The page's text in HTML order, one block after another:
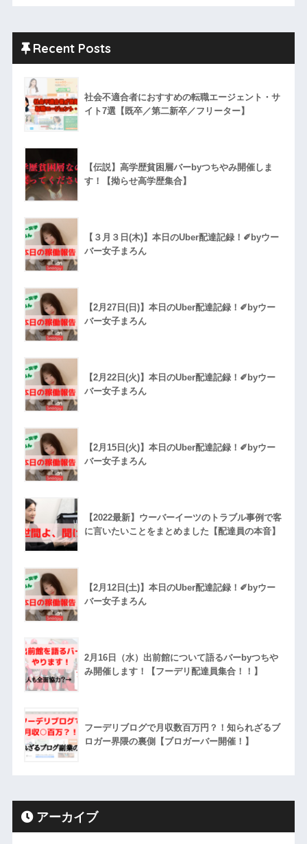
Recent Posts
社会不適合者におすすめの転職エージェント・サ
イト7選【既卒／第二新卒／フリーター】
【伝説】高学歴貧困層バーbyつちやみ開催しま
す！【拗らせ高学歴集合】
【３月３日(木)】本日のUber配達記録！✐byウー
バー女子まろん
【2月27日(日)】本日のUber配達記録！✐byウー
バー女子まろん
【2月22日(火)】本日のUber配達記録！✐byウー
バー女子まろん
【2月15日(火)】本日のUber配達記録！✐byウー
バー女子まろん
【2022最新】ウーバーイーツのトラブル事例で客
に言いたいことをまとめました【配達員の本音】
【2月12日(土)】本日のUber配達記録！✐byウー
バー女子まろん
2月16日（水）出前館について語るバーbyつちや
み開催します！【フーデリ配達員集合！！】
フーデリブログで月収数百万円？！知られざるブ
ロガー界隈の裏側【ブロガーバー開催！】
アーカイブ